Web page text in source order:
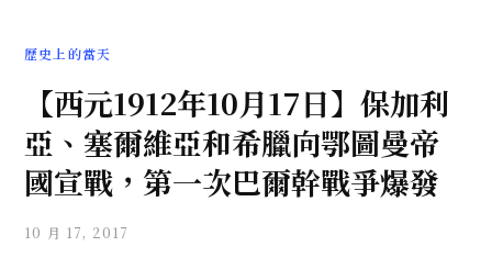
歷史上的當天
【西元1912年10月17日】保加利
亞、塞爾維亞和希臘向鄂圖曼帝
國宣戰，第一次巴爾幹戰爭爆發
10 月 17, 2017